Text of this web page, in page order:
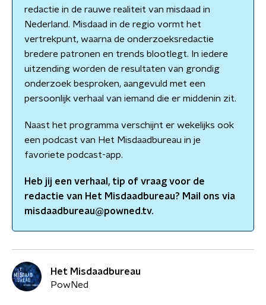
redactie in de rauwe realiteit van misdaad in
Nederland. Misdaad in de regio vormt het
vertrekpunt, waarna de onderzoeksredactie
bredere patronen en trends blootlegt. In iedere
uitzending worden de resultaten van grondig
onderzoek besproken, aangevuld met een
persoonlijk verhaal van iemand die er middenin zit.
Naast het programma verschijnt er wekelijks ook
een podcast van Het Misdaadbureau in je
favoriete podcast-app.
Heb jij een verhaal, tip of vraag voor de
redactie van Het Misdaadbureau? Mail ons via
misdaadbureau@powned.tv.
Het Misdaadbureau
PowNed